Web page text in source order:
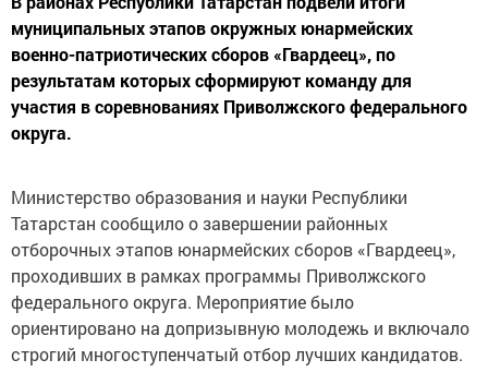
муниципальных этапов окружных юнармейских
военно-патриотических сборов «Гвардеец», по
результатам которых сформируют команду для
участия в соревнованиях Приволжского федерального
округа.
Министерство образования и науки Республики
Татарстан сообщило о завершении районных
отборочных этапов юнармейских сборов «Гвардеец»,
проходивших в рамках программы Приволжского
федерального округа. Мероприятие было
ориентировано на допризывную молодежь и включало
строгий многоступенчатый отбор лучших кандидатов.